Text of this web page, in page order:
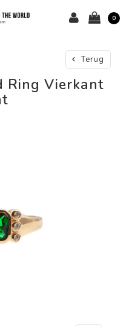
0
Terug
Ring Vierkant